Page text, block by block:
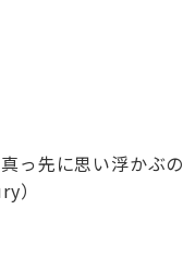
っ先に思い浮かぶ
）